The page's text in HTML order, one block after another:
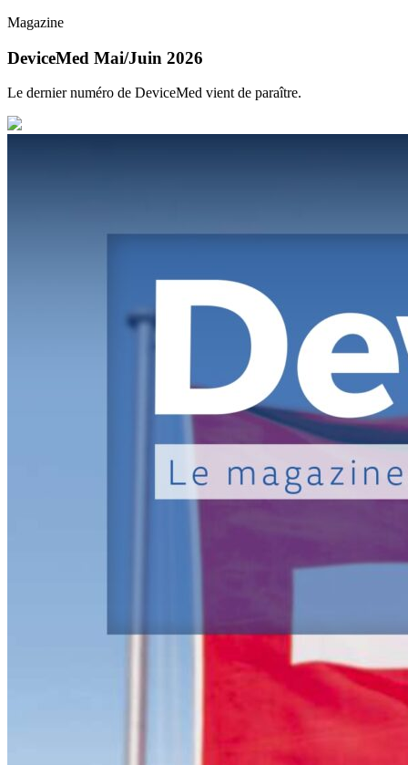
Magazine
DeviceMed Mai/Juin 2026
Le dernier numéro de DeviceMed vient de paraître.